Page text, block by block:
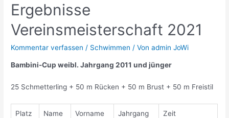
Ergebnisse
Vereinsmeisterschaft 2021
Kommentar verfassen / Schwimmen / Vonadmin JoWi
Bambini-Cup weibl. Jahrgang 2011 und jünger
25 Schmetterling + 50 m Rücken + 50 m Brust + 50 m Freistil
Platz Name Vorname Jahrgang Zeit